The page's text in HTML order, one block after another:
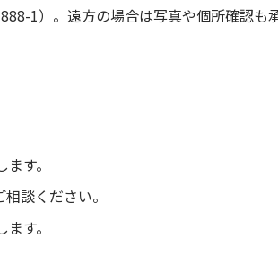
1）。遠方の場合は写真や個所確認も
す。
談ください。
す。